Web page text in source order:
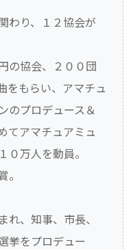
わり、１２協会が
の協会、２００団
をもらい、アマチュ
のプロデュース＆
てアマチュアミュ
０万人を動員。
。
れ、知事、市長、
挙をプロデュー